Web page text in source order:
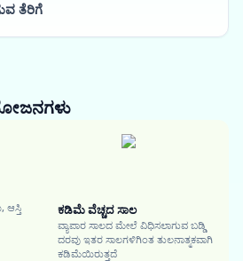
ತೆರಿಗೆ
ಆಸ್ತಿ
ಕಡಿಮೆ ವೆಚ್ಚದ ಸಾಲ
ವ್ಯಾಪಾರ ಸಾಲದ ಮೇಲೆ ವಿಧಿಸಲಾಗುವ ಬಡ್ಡಿ
ದರವು ಇತರ ಸಾಲಗಳಿಗಿಂತ ತುಲನಾತ್ಮಕವಾಗಿ
ಕಡಿಮೆಯಿರುತ್ತದೆ